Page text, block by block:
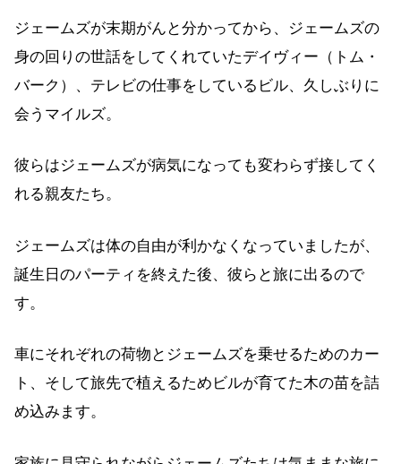
ジェームズが末期がんと分かってから、ジェームズの
身の回りの世話をしてくれていたデイヴィー（トム・
バーク）、テレビの仕事をしているビル、久しぶりに
会うマイルズ。
彼らはジェームズが病気になっても変わらず接してく
れる親友たち。
ジェームズは体の自由が利かなくなっていましたが、
誕生日のパーティを終えた後、彼らと旅に出るので
す。
車にそれぞれの荷物とジェームズを乗せるためのカー
ト、そして旅先で植えるためビルが育てた木の苗を詰
め込みます。